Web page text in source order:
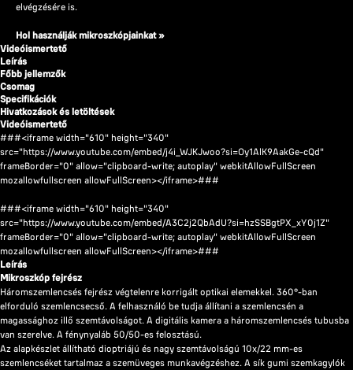
elvégzésére is.
Hol használják mikroszkópjainkat »
Videóismertető
Leírás
Főbb jellemzők
Csomag
Specifikációk
Hivatkozások és letöltések
Videóismertető
###<iframe width="610" height="340"
src="https://www.youtube.com/embed/j4i_WJKJwoo?si=Oy1AlK9AakGe-cQd"
frameBorder="0" allow="clipboard-write; autoplay" webkitAllowFullScreen
mozallowfullscreen allowFullScreen></iframe>###
###<iframe width="610" height="340"
src="https://www.youtube.com/embed/A3C2j2QbAdU?si=hzSSBgtPX_xY0j1Z"
frameBorder="0" allow="clipboard-write; autoplay" webkitAllowFullScreen
mozallowfullscreen allowFullScreen></iframe>###
Leírás
Mikroszkóp fejrész
Háromszemlencsés fejrész végtelenre korrigált optikai elemekkel. 360°-ban
elforduló szemlencsecső. A felhasználó be tudja állítani a szemlencsén a
magassághoz illő szemtávolságot. A digitális kamera a háromszemlencsés tubusba
van szerelve. A fénynyaláb 50/50-es felosztású.
Az alapkészlet állítható dioptriájú és nagy szemtávolságú 10x/22 mm-es
szemlencséket tartalmaz a szemüveges munkavégzéshez. A sík gumi szemkagylók